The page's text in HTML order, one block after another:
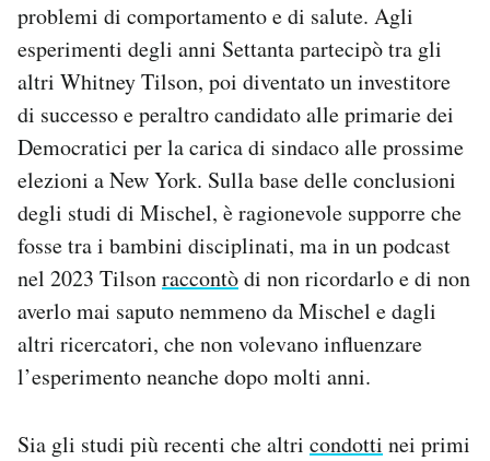
problemi di comportamento e di salute. Agli
esperimenti degli anni Settanta partecipò tra gli
altri Whitney Tilson, poi diventato un investitore
di successo e peraltro candidato alle primarie dei
Democratici per la carica di sindaco alle prossime
elezioni a New York. Sulla base delle conclusioni
degli studi di Mischel, è ragionevole supporre che
fosse tra i bambini disciplinati, ma in un podcast
nel 2023 Tilsonraccontòdi non ricordarlo e di non
averlo mai saputo nemmeno da Mischel e dagli
altri ricercatori, che non volevano influenzare
l’esperimento neanche dopo molti anni.
Sia gli studi più recenti che altri condotti nei primi